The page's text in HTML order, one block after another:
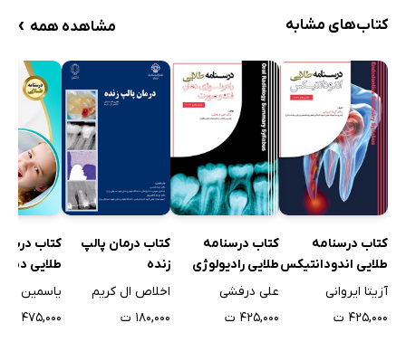
کتاب‌های مشابه مشاهده همه ›
کتاب درسنامه
طلایی اندودانتیکس
آزیتا ایروانی
۴۲۵,۰۰۰ ت
کتاب درسنامه
طلایی رادیولوژی
دهان، فک و صورت
علی درفشی
۴۲۵,۰۰۰ ت
کتاب درمان پالپ
زنده
اخلاص ال کریم
۱۸۰,۰۰۰ ت
کتاب
طلایی
اطفال
یاسمین
۴۷۵,۰۰۰ ت